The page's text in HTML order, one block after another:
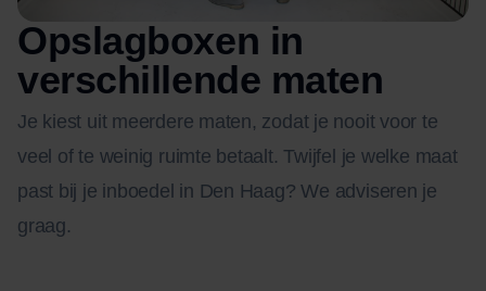
Opslagboxen in
verschillende maten
Je kiest uit meerdere maten, zodat je nooit voor te
veel of te weinig ruimte betaalt. Twijfel je welke maat
past bij je inboedel in Den Haag? We adviseren je
graag.